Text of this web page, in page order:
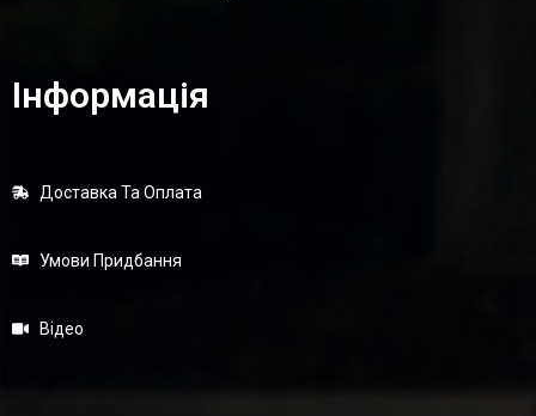
Інформація
Доставка Та Оплата
Умови Придбання
Відео